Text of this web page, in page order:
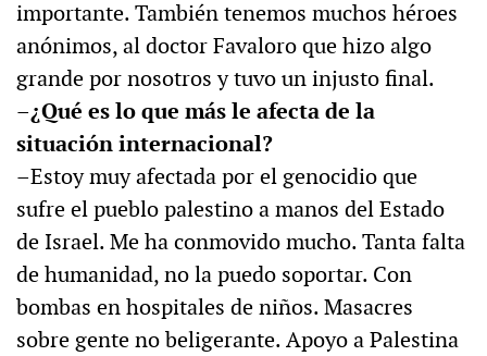
importante. También tenemos muchos héroes
anónimos, al doctor Favaloro que hizo algo
grande por nosotros y tuvo un injusto final.
–¿Qué es lo que más le afecta de la
situación internacional?
–Estoy muy afectada por el genocidio que
sufre el pueblo palestino a manos del Estado
de Israel. Me ha conmovido mucho. Tanta falta
de humanidad, no la puedo soportar. Con
bombas en hospitales de niños. Masacres
sobre gente no beligerante. Apoyo a Palestina